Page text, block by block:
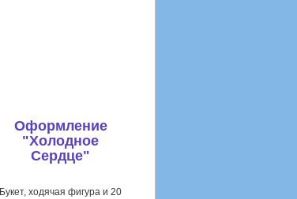
Оформление
"Холодное
Сердце"
Букет, ходячая фигура и 20